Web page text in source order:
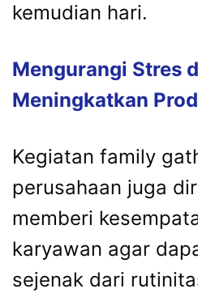
kemudian hari.
Mengurangi Stres
Meningkatkan
Kegiatan family
perusahaan juga
memberi
karyawan agar
sejenak dari